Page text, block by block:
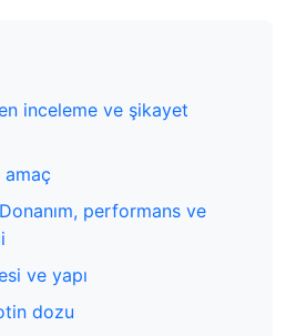
inceleme ve şikayet
performans ve
ve yapı
dozu